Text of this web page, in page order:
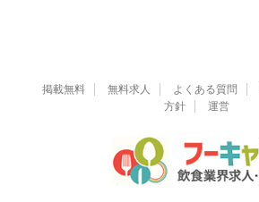
掲載無料 無料求人 よくある質問
方針
運営